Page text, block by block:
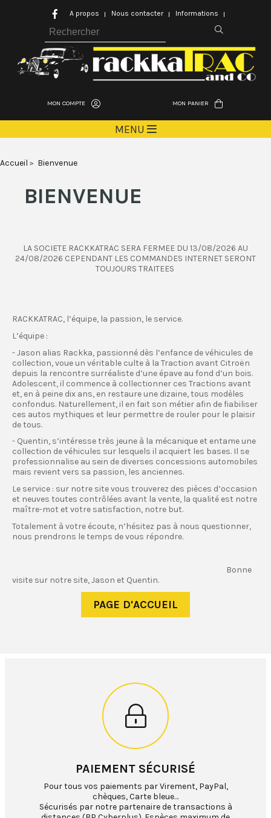
MON COMPTE MON PANIER
MENU
Accueil Bienvenue
BIENVENUE
LA SOCIETE RACKKATRAC SERA FERMEE DU 13/08/2026 AU
24/08/2026 CEPENDANT LES COMMANDES INTERNET SERONT
TOUJOURS TRAITEES
RACKKATRAC, l’équipe, la passion, le service.
L’équipe :
- Jason alias Rackka, passionné dès l’enfance de véhicules de
collection, voue un véritable culte à la Traction avant Citroën
depuis la rencontre surréaliste d’une épave au fond d’un bois.
Adolescent, il commence à collectionner ces Tractions avant
et, en à peine dix ans, en restaure une dizaine, tous modèles
confondus. Naturellement, il en fait son métier afin de fiabiliser
ces autos mythiques et leur permettre de rouler pour le plaisir
de tous.
- Quentin, s’intéresse très jeune à la mécanique et entame une
collection de véhicules sur lesquels il acquiert les bases. Il se
professionnalise au sein de diverses concessions automobiles
mais revient vers sa passion, les anciennes.
Le service : sur notre site vous trouverez des pièces d’occasion
et neuves toutes contrôlées avant la vente, la qualité est notre
maître-mot et votre satisfaction, notre but.
Totalement à votre écoute, n’hésitez pas à nous questionner,
nous prendrons le temps de vous répondre.
Bonne
visite sur notre site, Jason et Quentin.
A propos Nous contacter Informations
PAIEMENT SÉCURISÉ
Pour tous vos paiements par Virement, PayPal,
chèques, Carte bleue…
Sécurisés par notre partenaire de transactions à